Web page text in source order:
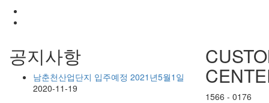
공지사항
남춘천산업단지 입주예정 2021년5월1일
2020-11-19
1566 - 0176